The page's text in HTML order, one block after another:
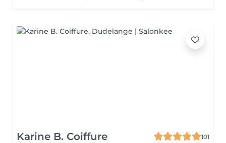
Karine B. Coiffure
101